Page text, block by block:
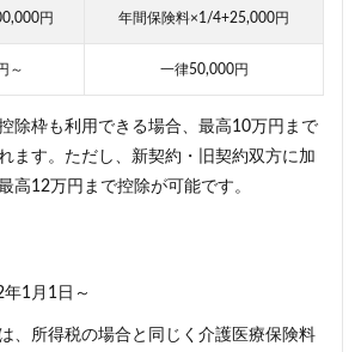
円 年間保険料×1/4+25,000円
～ 一律50,000円
除枠も利用できる場合、最高10万円まで
ます。ただし、新契約・旧契約双方に加
高12万円まで控除が可能です。
1月1日～
、所得税の場合と同じく介護医療保険料